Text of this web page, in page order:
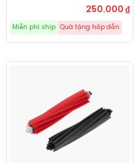
250.000 ₫
Miễn phí ship Quà tặng hấp dẫn